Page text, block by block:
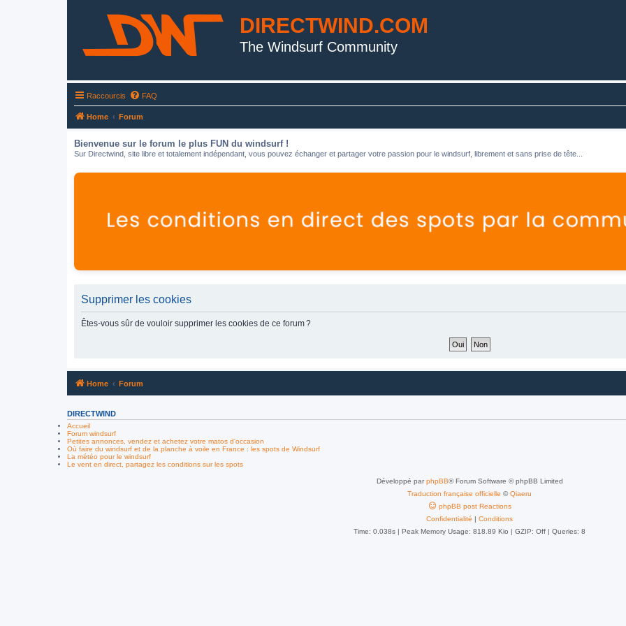
DIRECTWIND.COM
The Windsurf Community
Raccourcis FAQ
Home Forum
Bienvenue sur le forum le plus FUN du windsurf !
Sur Directwind, site libre et totalement indépendant, vous pouvez échanger et partager votre passion pour le windsurf, librement et sans prise de tête...
Supprimer les cookies
Êtes-vous sûr de vouloir supprimer les cookies de ce forum ?
Home Forum
DIRECTWIND
Accueil
Forum windsurf
Petites annonces, vendez et achetez votre matos d'occasion
Où faire du windsurf et de la planche à voile en France : les spots de Windsurf
La météo pour le windsurf
Le vent en direct, partagez les conditions sur les spots
Développé parphpBB® Forum Software © phpBB Limited
Traduction française officielle ©Qiaeru
phpBB post Reactions
Confidentialité | Conditions
Time: 0.038s | Peak Memory Usage: 818.89 Kio | GZIP: Off | Queries: 8